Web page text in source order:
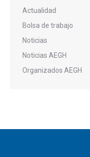
Actualidad
Bolsa de trabajo
Noticias
Noticias AEGH
Organizados AEGH